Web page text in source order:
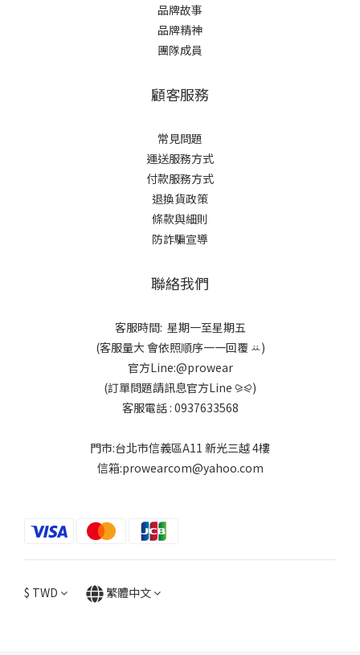
品牌故事
品牌精神
團隊成員
顧客服務
常見問題
運送服務方式
付款服務方式
退換貨政策
條款與細則
防詐騙宣導
聯絡我們
客服時間: 星期一至星期五
(客服量大 會依照順序一一回覆 ꕁ)
官方Line:@prowear
(訂單問題請訊息官方Line ⪩⪨)
客服電話 : 0937633568
門市:台北市信義區A11 新光三越 4樓
信箱:prowearcom@yahoo.com
$ TWD 繁體中文